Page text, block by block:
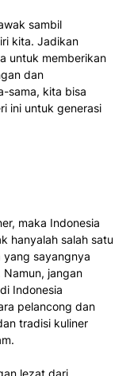
sambil
kita. Jadikan
untuk memberikan
dan
sama, kita bisa
ini untuk generasi
maka Indonesia
hanyalah salah satu
yang sayangnya
jangan
Indonesia
pelancong dan
tradisi kuliner
lezat dari